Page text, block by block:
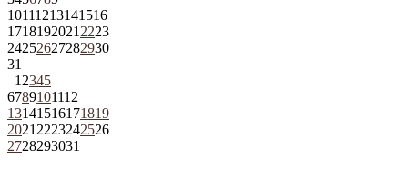
10111213141516
1718192021 2223
24252627282930
31
1 2345
6789101112
13141516171819
2021 2223242526
2728293031